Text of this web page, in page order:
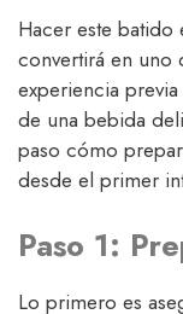
Hacer este batido
convertirá en uno
experiencia
de una bebida
paso cómo
desde el primer
Paso 1:
Lo primero es